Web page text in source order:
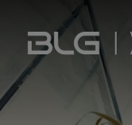
Links